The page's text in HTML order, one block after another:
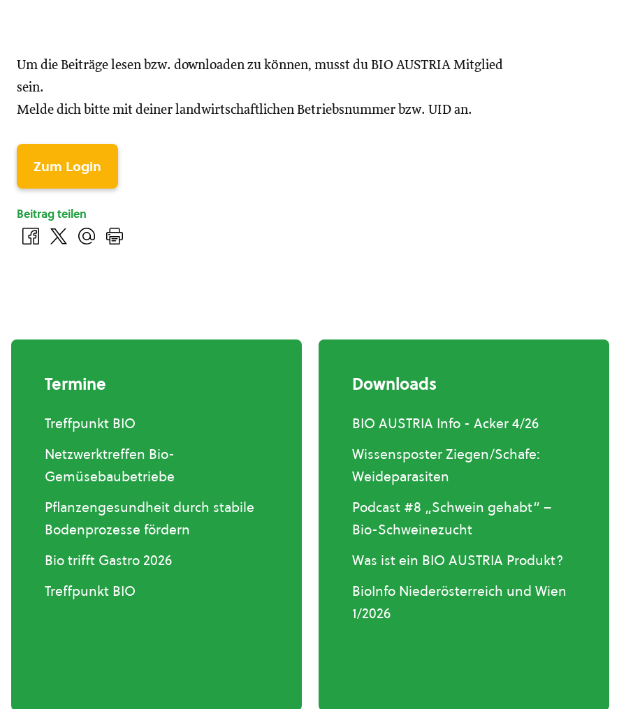
Um die Beiträge lesen bzw. downloaden zu können, musst du BIO AUSTRIA Mitglied
sein.
Melde dich bitte mit deiner landwirtschaftlichen Betriebsnummer bzw. UID an.
Zum Login
Beitrag teilen
Termine
Treffpunkt BIO
Netzwerktreffen Bio-
Gemüsebaubetriebe
Pflanzengesundheit durch stabile
Bodenprozesse fördern
Bio trifft Gastro 2026
Treffpunkt BIO
Downloads
BIO AUSTRIA Info - Acker 4/26
Wissensposter Ziegen/Schafe:
Weideparasiten
Podcast #8 „Schwein gehabt“ –
Bio-Schweinezucht
Was ist ein BIO AUSTRIA Produkt?
BioInfo Niederösterreich und Wien
1/2026